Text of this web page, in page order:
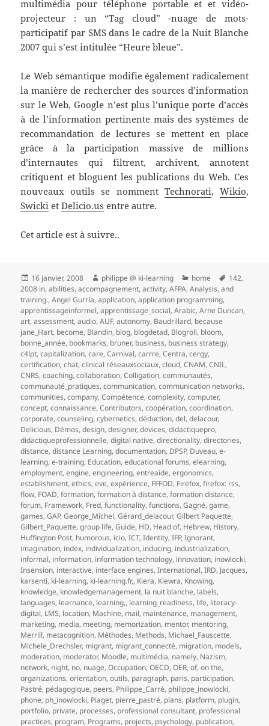
multimédia pour téléphone portable et et vidéo-
projecteur : un “Tag cloud” -nuage de mots-
participatif par SMS dans le cadre de la Nuit Blanche
2007 qui s’est intitulée “Heure bleue”.
Le Web sémantique modifie également radicalement
la manière de rechercher des sources d’information
sur le Web, Google n’est plus l’unique porte d’accès
à de l’information pertinente mais des systèmes de
recommandation de lectures se mettent en place
grâce à la participation massive de millions
d’internautes qui filtrent, archivent, annotent
critiquent et bloguent les publications du Web. Ces
nouveaux outils se nomment Technorati, Wikio,
Swicki etDelicio.us entre autre.
Cet article est à suivre..
Publié
le
16 janvier, 2008 Auteur
philippe @ ki-learning Catégories
home
Mots-
clés
142,
2008 in,abilities,accompagnement,activity,AFPA,Analysis,and
training.,Angel Gurría,application,application programming,
apprentissageinformel,apprentissage_social,Arabic,Arne Duncan,
art,assessment,audio,AUF,autonomy, Baudrillard, because
jane_Hart, become, Blandin, blog, blogdetad, Blogroll, bloom,
bonne_année, bookmarks, bruner, business, business strategy,
c4lpt,capitalization,care,Carnival,carrre,Centra,cergy,
certification,chat,clinical réseauxsociaux,cloud,CNAM,CNIL,
CNRS,coaching,collaboration,Colligation,communautés,
communauté_pratiques,communication,communication networks,
communities,company,Compétence,complexity,computer,
concept,connaissance,Contributors,coopération,coordination,
corporate,counseling,cybernetics,déduction,del,delacour,
Delicious, Démos,design,designer,devices,didactiquepro,
didactiqueprofessionnelle,digital native,directionality,directories,
distance,distance Learning,documentation, DPSP, Duveau,e-
learning,e-training, Education,educational forums,elearning,
employment,engine,engineering,entreaide,ergonomics,
establishment,ethics,eve,expérience, FFFOD, Firefox,firefox: rss,
flow, FOAD,formation,formation à distance,formation distance,
forum, Framework, Fred,functionality,functions,Gagné,game,
games,GAP,George_Michel,Gérard_delacour,Gilbert Paquette,
Gilbert_Paquette,group life,Guide, HD, Head of, Hebrew, History,
Huffington Post, humorous, icio,ICT,Identity,IFP,Ignorant,
imagination, index, individualization, inducing, industrialization,
informal, information, information technology, innovation, inowlocki,
Insension, interactive, interface engines,International,IRD, Jacques,
karsenti, ki-learning, ki-learning.fr,, Kiera, Kiewra, Knowing,
knowledge, knowledgemanagement, la nuit blanche, labels,
languages, learnance, learning,, learning_readiness, life, literacy-
digital, LMS, location, Machine, mail, maintenance, management,
marketing, media, meeting, memorization, mentor, mentoring,
Merrill, metacognition, Méthodes, Methods, Michael_Fauscette,
Michele_Drechsler, migrant, migrant_connecté, migration, models,
moderation, moderator, Moodle, multimédia, namely, Nazism,
network, night, no, nuage,Occupation,OECD,OER,of,on the,
organizations,orientation,outils, paragraph, paris, participation,
Pastré, pédagogique, peers, Philippe_Carré, philippe_inowlocki,
phone, ph_inowlocki, Piaget, pierre_pastré, plans, platform, plugin,
portfolio, private, processes, professional consultant, professional
practices, program, Programs, projects, psychology, publication,